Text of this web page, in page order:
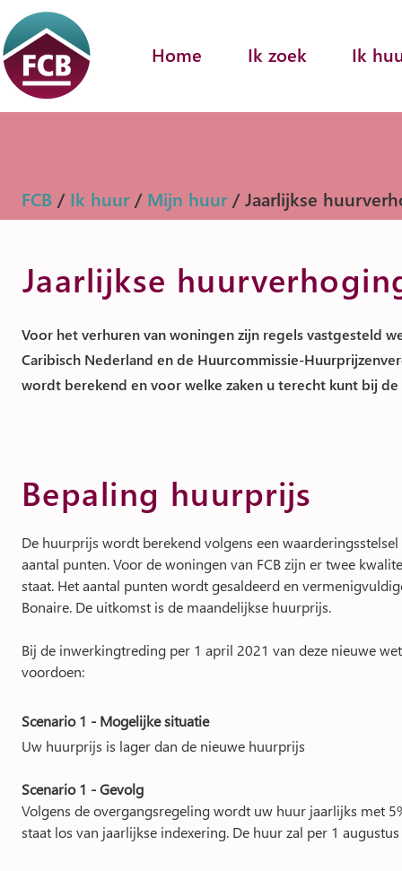
Home Ik zoek Ik
FCB / Ik huur/ Mijn huur / Jaarlijkse
Jaarlijkse
Voor het verhuren van woningen zijn regels vastgesteld
Caribisch Nederland en de Huurcommissie-
wordt berekend en voor welke zaken u terecht kunt bij
Bepaling huurprijs
De huurprijs wordt berekend volgens een
aantal punten. Voor de woningen van FCB zijn er twee
staat. Het aantal punten wordt gesaldeerd en
Bonaire. De uitkomst is de maandelijkse huurprijs.
Bij de inwerkingtreding per 1 april 2021 van deze nieuwe
voordoen:
Scenario 1 - Mogelijke situatie
Uw huurprijs is lager dan de nieuwe huurprijs
Scenario 1 - Gevolg
Volgens de overgangsregeling wordt uw huur jaarlijks met
staat los van jaarlijkse indexering. De huur zal per 1